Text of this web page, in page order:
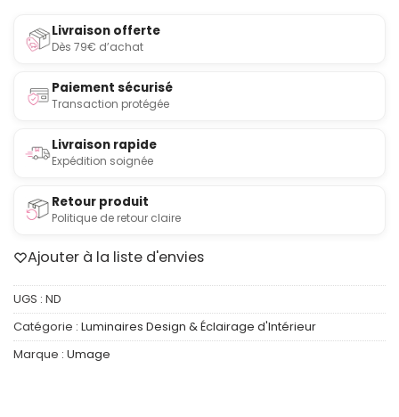
Livraison offerte
Dès 79€ d’achat
Paiement sécurisé
Transaction protégée
Livraison rapide
Expédition soignée
Retour produit
Politique de retour claire
Ajouter à la liste d'envies
UGS : ND
Catégorie : Luminaires Design & Éclairage d'Intérieur
Marque : Umage